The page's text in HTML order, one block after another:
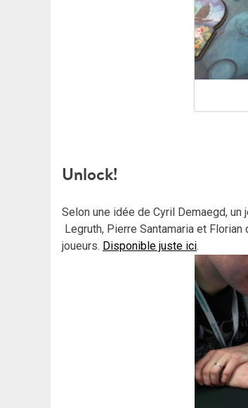
Unlock!
Selon une idée de Cyril Demaegd, un
Legruth, Pierre Santamaria et
joueurs. Disponible juste ici.